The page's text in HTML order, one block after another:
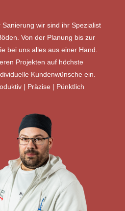
wir sind ihr Spezialist
Von der Planung bis zur
bei uns alles aus einer Hand.
Projekten auf höchste
Kundenwünsche ein.
| Präzise | Pünktlich